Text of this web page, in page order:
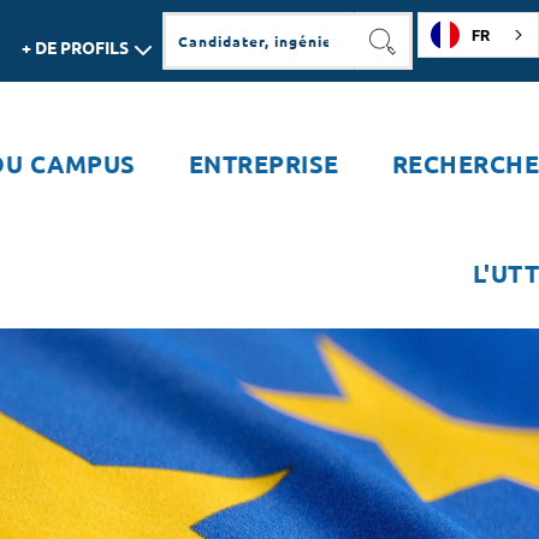
+ DE PROFILS
RECHERCHER
FR
CAMPUS ENTREPRISE RECHERCHE
L'UTT